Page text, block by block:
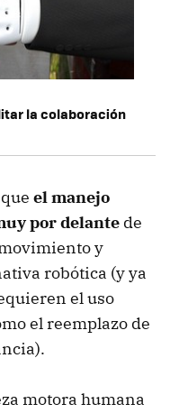
la colaboración
el manejo
por delante de
y
robótica (y ya
el uso
el reemplazo de
motora humana